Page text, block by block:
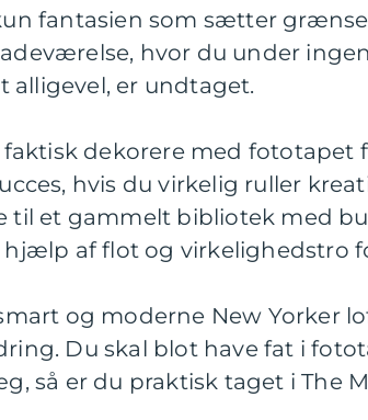
fantasien som sætter
hvor du under
er undtaget.
faktisk dekorere med fototapet
hvis du virkelig ruller
til et gammelt bibliotek med
hjælp af flot og virkelighedstro
og moderne New Yorker
Du skal blot have fat i
så er du praktisk taget i The